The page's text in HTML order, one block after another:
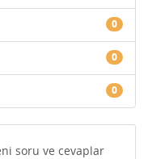
0
0
0
soru ve cevaplar